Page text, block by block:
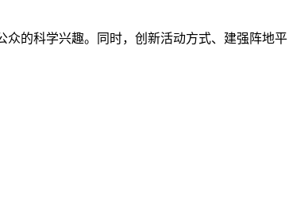
的科学兴趣。同时，创新活动方式、建强阵地平